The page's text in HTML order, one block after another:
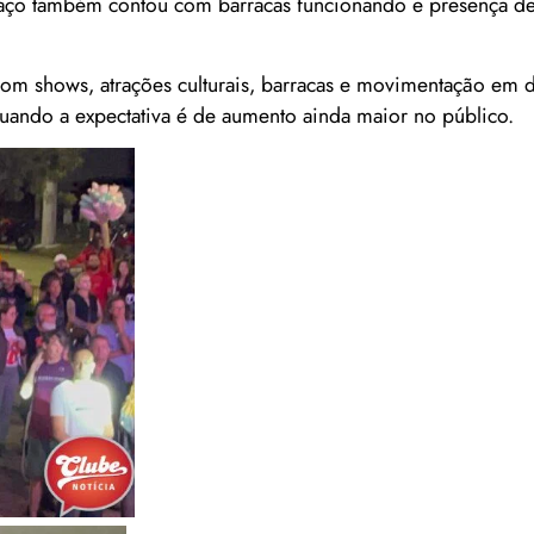
shows, atrações culturais, barracas e movimentação em
a expectativa é de aumento ainda maior no público.